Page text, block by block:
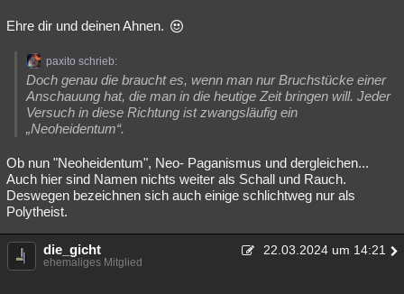
Ehre dir und deinen Ahnen.
paxito schrieb:
Doch genau die braucht es, wenn man nur Bruchstücke einer
Anschauung hat, die man in die heutige Zeit bringen will. Jeder
Versuch in diese Richtung ist zwangsläufig ein
„Neoheidentum“.
Ob nun "Neoheidentum", Neo- Paganismus und dergleichen...
Auch hier sind Namen nichts weiter als Schall und Rauch.
Deswegen bezeichnen sich auch einige schlichtweg nur als
Polytheist.
die_gicht 22.03.2024 um 14:21
ehemaliges Mitglied